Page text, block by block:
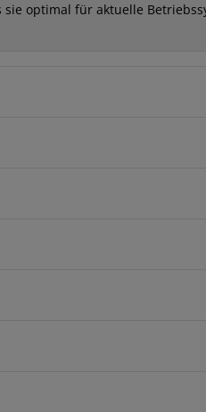
optimal für aktuelle